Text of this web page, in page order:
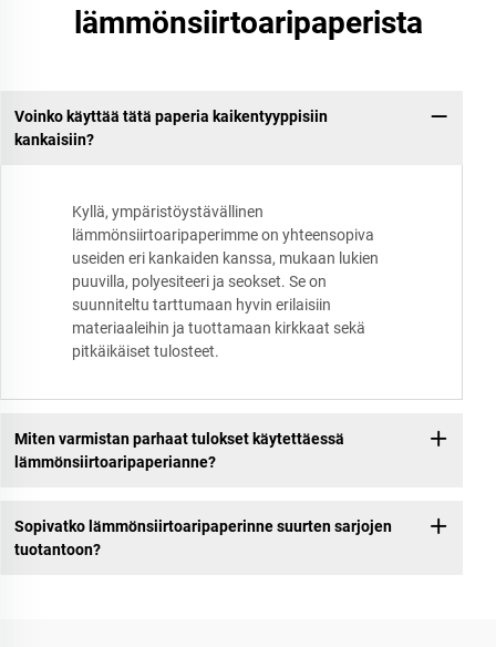
lämmönsiirtoaripaperista
Voinko käyttää tätä paperia kaikentyyppisiin
kankaisiin?
Kyllä, ympäristöystävällinen
lämmönsiirtoaripaperimme on yhteensopiva
useiden eri kankaiden kanssa, mukaan lukien
puuvilla, polyesiteeri ja seokset. Se on
suunniteltu tarttumaan hyvin erilaisiin
materiaaleihin ja tuottamaan kirkkaat sekä
pitkäikäiset tulosteet.
Miten varmistan parhaat tulokset käytettäessä
lämmönsiirtoaripaperianne?
Sopivatko lämmönsiirtoaripaperinne suurten sarjojen
tuotantoon?